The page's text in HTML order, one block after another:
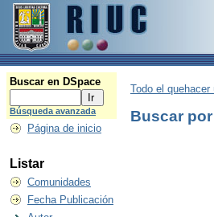
Buscar en DSpace
Búsqueda avanzada
Página de inicio
Listar
Comunidades
Fecha Publicación
Todo el
Buscar